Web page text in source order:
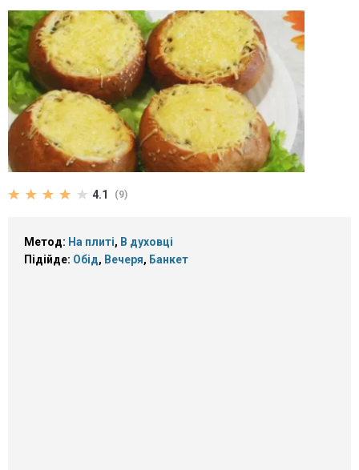
4.1 (9)
Метод: На плиті, В духовці
Підійде: Обід, Вечеря, Банкет